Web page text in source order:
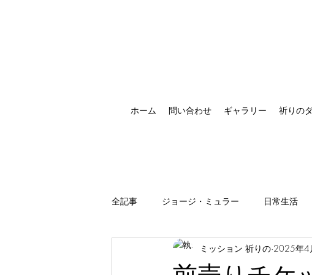
ホーム 問い合わせ ギャラリー 祈りの
全記事 ジョージ・ミュラー 日常生活
祈りの恵みの現れミッション 祈りの 2025年4